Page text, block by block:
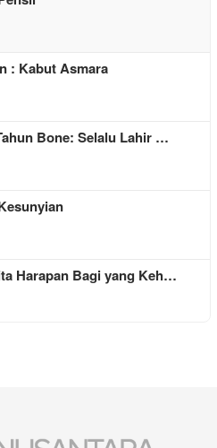
: Kabut Asmara
Bone: Selalu Lahir …
Harapan Bagi yang Keh…